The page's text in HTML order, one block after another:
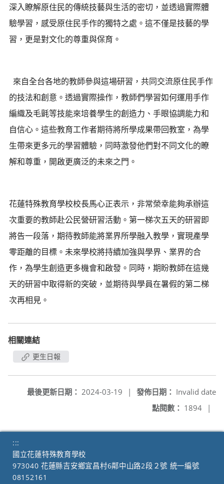
深入瞭解原住民的傳統技藝與生活的密切，並透過實際體
驗學習，感受原住民手作的獨特之處。這不僅是技藝的學
習，更是對文化的尊重與保育。
來自全台各地的教師參與這場研習，共同交流原住民手作
的技法和創意。透過實際操作，教師們學習如何運用手作
編織及毛氈等技能來培養學生的創造力、手眼協調能力和
自信心。這些教育工作者期待將所學成果帶回教室，為學
生帶來更多元的學習體驗，同時激發他們對不同文化的瞭
解和尊重，開啟更廣泛的未來之門。
花蓮特殊教育學校校長馬心正表示，非常榮幸能夠承辦這
次重要的教師赴公民營研習活動。第一梯次五天的研習即
將告一段落，期待教師能將業界所學融入教學，實現產學
零距離的目標。未來學校將持續加強與學界、業界的合
作，為學生創造更多機會和啟發。同時，期盼教師在這幾
天的研習中取得新的突破，並期待與學員在暑假的第二梯
次再相見。
相關連結
更生日報
發佈日期： Invalid date
最後更新日期： 2024-03-19
|
點閱數： 1894 |
:::
國立花蓮特殊教育學校
973040 花蓮縣吉安鄉宜昌村6鄰中山路2段２號 統一編號
08152161